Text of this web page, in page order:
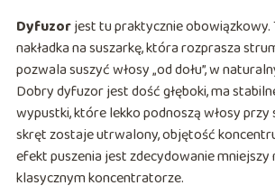
Dyfuzorjest tu praktycznie obowiązkowy.
nakładka na suszarkę, która rozprasza
pozwala suszyć włosy „od dołu”, w
Dobry dyfuzor jest dość głęboki, ma
wypustki, które lekko podnoszą włosy przy
skręt zostaje utrwalony, objętość
efekt puszenia jest zdecydowanie mniejszy
klasycznym koncentratorze.